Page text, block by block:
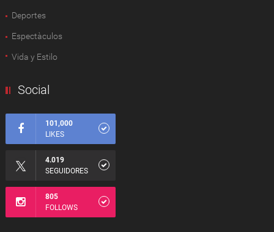
Deportes
Espectàculos
Vida y Estilo
Social
101,000
LIKES
4.019
SEGUIDORES
805
FOLLOWS